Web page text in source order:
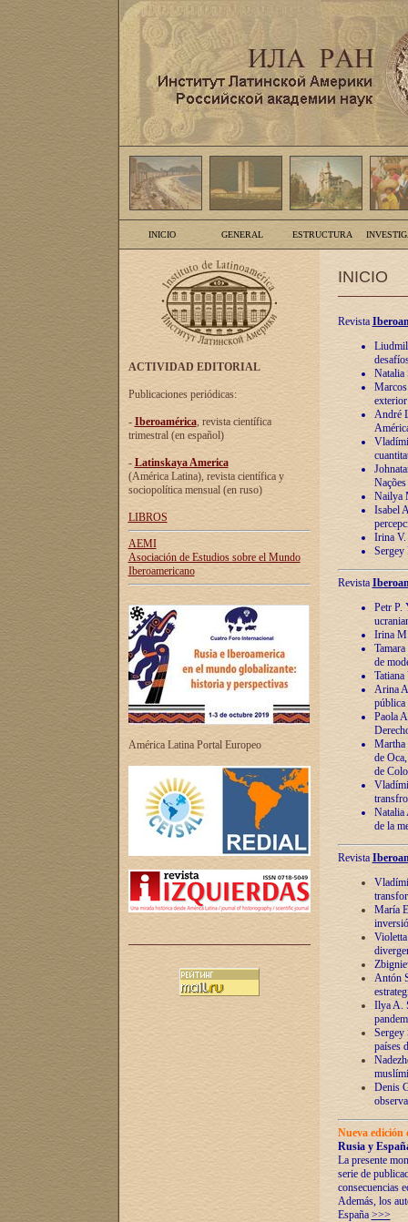
INICIO GENERAL ESTRUCTURA
ACTIVIDAD EDITORIAL
Publicaciones periódicas:
- Iberoamérica, revista científica
trimestral (en español)
- Latinskaya America
(América Latina), revista científica y
sociopolítica mensual (en ruso)
LIBROS
AEMI
Asociación de Estudios sobre el Mundo
Iberoamericano
América Latina Portal Europeo
INICIO
Revista
Natalia
André
Nailya
Isabel
Irina V.
Sergey
Revista
Petr P.
Irina
de
Arina
pública
Paola
Martha
de
de
Natalia
de la
Revista
María
Antón
Ilya A.
Sergey
países
Denis
Nueva
Rusia y
La presente
serie de
consecuencias
Además, los
España >>>